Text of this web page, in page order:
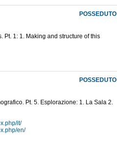
POSSEDUTO
Pt. 1: 1. Making and structure of this
POSSEDUTO
Pt. 5. Esplorazione: 1. La Sala 2.
it/
en/